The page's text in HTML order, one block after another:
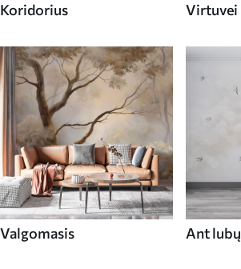
Koridorius Virtuvei
Valgomasis Ant lubų